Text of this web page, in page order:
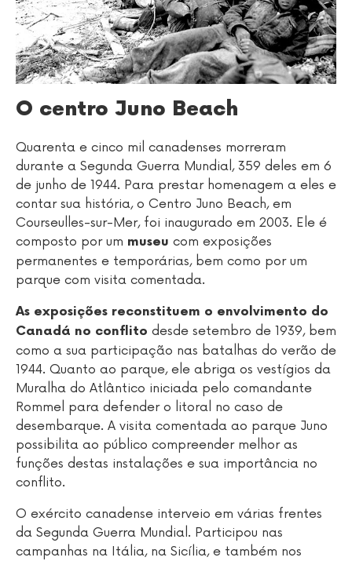
O centro Juno Beach
Quarenta e cinco mil canadenses morreram
durante a Segunda Guerra Mundial, 359 deles em 6
de junho de 1944. Para prestar homenagem a eles e
contar sua história, o Centro Juno Beach, em
Courseulles-sur-Mer, foi inaugurado em 2003. Ele é
composto por um museu com exposições
permanentes e temporárias, bem como por um
parque com visita comentada.
As exposições reconstituem o envolvimento do
Canadá no conflito desde setembro de 1939, bem
como a sua participação nas batalhas do verão de
1944. Quanto ao parque, ele abriga os vestígios da
Muralha do Atlântico iniciada pelo comandante
Rommel para defender o litoral no caso de
desembarque. A visita comentada ao parque Juno
possibilita ao público compreender melhor as
funções destas instalações e sua importância no
conflito.
O exército canadense interveio em várias frentes
da Segunda Guerra Mundial. Participou nas
campanhas na Itália, na Sicília, e também nos